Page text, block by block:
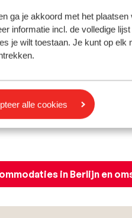
ga je akkoord met het plaatsen
informatie incl. de volledige
je wilt toestaan. Je kunt op elk
alle cookies
in Berlijn en